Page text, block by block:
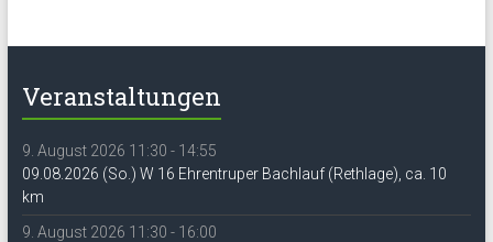
Veranstaltungen
9. August 2026 11:30 - 14:55
09.08.2026 (So.) W 16 Ehrentruper Bachlauf (Rethlage), ca. 10
km
9. August 2026 11:30 - 16:00